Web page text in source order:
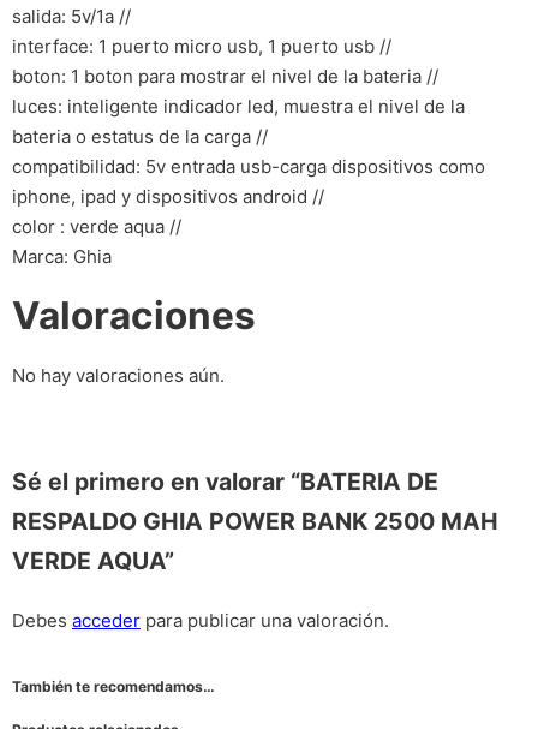
salida: 5v/1a //
interface: 1 puerto micro usb, 1 puerto usb //
boton: 1 boton para mostrar el nivel de la bateria //
luces: inteligente indicador led, muestra el nivel de la
bateria o estatus de la carga //
compatibilidad: 5v entrada usb-carga dispositivos como
iphone, ipad y dispositivos android //
color : verde aqua //
Marca: Ghia
Valoraciones
No hay valoraciones aún.
Sé el primero en valorar “BATERIA DE
RESPALDO GHIA POWER BANK 2500 MAH
VERDE AQUA”
Debes acceder para publicar una valoración.
También te recomendamos…